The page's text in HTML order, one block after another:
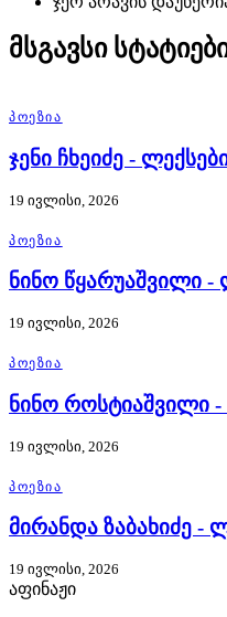
მსგავსი
ᲞᲝᲔᲖᲘᲐ
ჯენი ჩხეიძე -
19 ივლისი, 2026
ᲞᲝᲔᲖᲘᲐ
ნინო წყარუაშვილი -
19 ივლისი, 2026
ᲞᲝᲔᲖᲘᲐ
ნინო როსტიაშვილი -
19 ივლისი, 2026
ᲞᲝᲔᲖᲘᲐ
მირანდა ზაბახიძე -
19 ივლისი, 2026
აფინაჟი